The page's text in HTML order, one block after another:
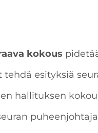
kokous
tehdä esityksiä
hallituksen